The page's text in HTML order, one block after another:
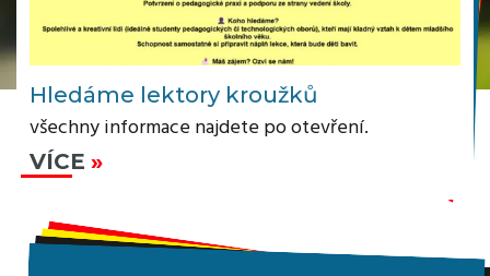
Hledáme lektory kroužků
všechny informace najdete po otevření.
VÍCE